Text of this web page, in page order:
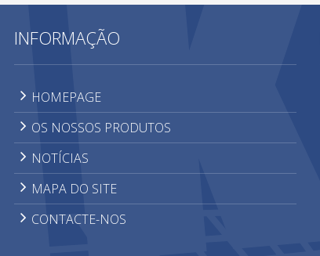
INFORMAÇÃO
HOMEPAGE
OS NOSSOS PRODUTOS
NOTÍCIAS
MAPA DO SITE
CONTACTE-NOS